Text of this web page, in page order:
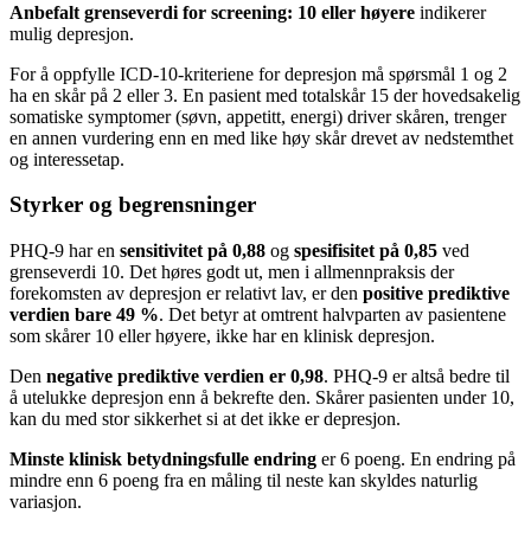
Anbefalt grenseverdi for screening: 10 eller høyere indikerer
mulig depresjon.
For å oppfylle ICD-10-kriteriene for depresjon må spørsmål 1 og 2
ha en skår på 2 eller 3. En pasient med totalskår 15 der hovedsakelig
somatiske symptomer (søvn, appetitt, energi) driver skåren, trenger
en annen vurdering enn en med like høy skår drevet av nedstemthet
og interessetap.
Styrker og begrensninger
PHQ-9 har en sensitivitet på 0,88 og spesifisitet på 0,85 ved
grenseverdi 10. Det høres godt ut, men i allmennpraksis der
forekomsten av depresjon er relativt lav, er den positive prediktive
verdien bare 49 %. Det betyr at omtrent halvparten av pasientene
som skårer 10 eller høyere, ikke har en klinisk depresjon.
Den negative prediktive verdien er 0,98. PHQ-9 er altså bedre til
å utelukke depresjon enn å bekrefte den. Skårer pasienten under 10,
kan du med stor sikkerhet si at det ikke er depresjon.
Minste klinisk betydningsfulle endring er 6 poeng. En endring på
mindre enn 6 poeng fra en måling til neste kan skyldes naturlig
variasjon.